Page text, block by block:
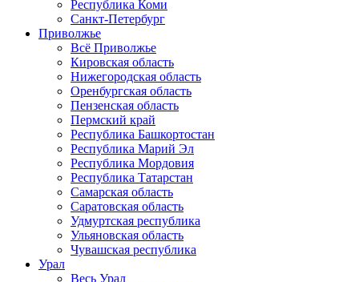
Республика Коми
Санкт-Петербург
Приволжье
Всё Приволжье
Кировская область
Нижегородская область
Оренбургская область
Пензенская область
Пермский край
Республика Башкортостан
Республика Марий Эл
Республика Мордовия
Республика Татарстан
Самарская область
Саратовская область
Удмуртская республика
Ульяновская область
Чувашская республика
Урал
Весь Урал